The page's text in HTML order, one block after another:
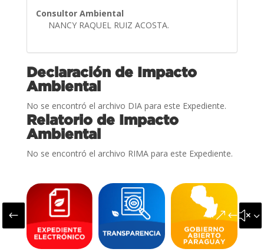
Consultor Ambiental
NANCY RAQUEL RUIZ ACOSTA.
Declaración de Impacto
Ambiental
No se encontró el archivo DIA para este Expediente.
Relatorio de Impacto
Ambiental
No se encontró el archivo RIMA para este Expediente.
#